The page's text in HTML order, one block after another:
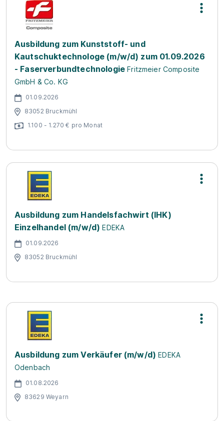
Ausbildung zum Kunststoff- und
Kautschuktechnologe (m/w/d) zum 01.09.2026
- Faserverbundtechnologie Fritzmeier Composite
GmbH & Co. KG
01.09.2026
83052 Bruckmühl
1.100 - 1.270 € pro Monat
Ausbildung zum Handelsfachwirt (IHK)
Einzelhandel (m/w/d) EDEKA
01.09.2026
83052 Bruckmühl
Ausbildung zum Verkäufer (m/w/d) EDEKA
Odenbach
01.08.2026
83629 Weyarn